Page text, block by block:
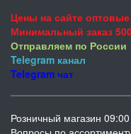
Цены на сайте оптовые
Минимальный заказ
Отправляем по России
Telegram канал
Telegram чат
Розничный магазин